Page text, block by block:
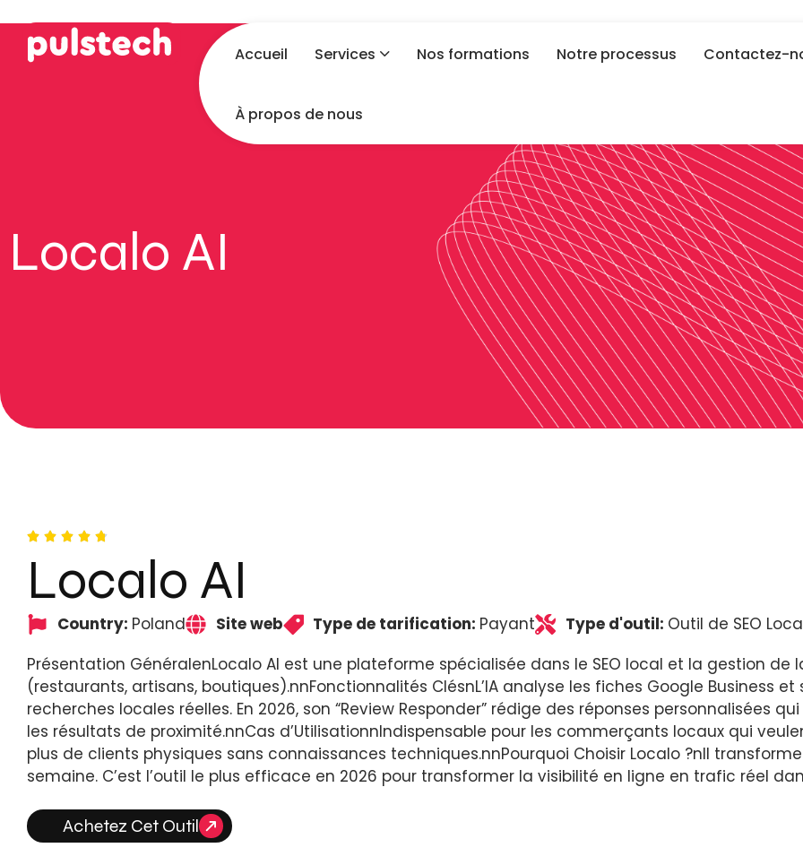
Accueil Services Nos formations Notre processus Contactez-
À propos de nous
Localo AI
Localo AI
Country: Poland Site web Type de tarification: Payant Type d'outil: Outil de SEO
Présentation GénéralenLocalo AI est une plateforme spécialisée dans le SEO local et la gestion
(restaurants, artisans, boutiques).nnFonctionnalités ClésnL’IA analyse les fiches Google Business
recherches locales réelles. En 2026, son “Review Responder” rédige des réponses personnalisées
les résultats de proximité.nnCas d’UtilisationnIndispensable pour les commerçants locaux qui
plus de clients physiques sans connaissances techniques.nnPourquoi Choisir Localo ?nIl
semaine. C’est l’outil le plus efficace en 2026 pour transformer la visibilité en ligne en trafic réel
Achetez Cet Outil